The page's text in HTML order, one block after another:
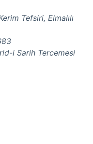
Tefsiri, Elmalılı
i Sarih Tercemesi